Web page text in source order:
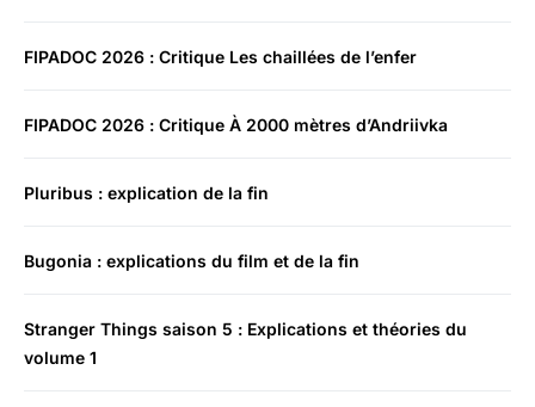
FIPADOC 2026 : Critique Les chaillées de l’enfer
FIPADOC 2026 : Critique À 2000 mètres d’Andriivka
Pluribus : explication de la fin
Bugonia : explications du film et de la fin
Stranger Things saison 5 : Explications et théories du
volume 1